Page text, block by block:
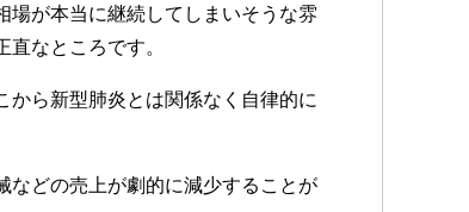
場が本当に継続してしまいそうな雰
なところです。
ら新型肺炎とは関係なく自律的に
などの売上が劇的に減少することが